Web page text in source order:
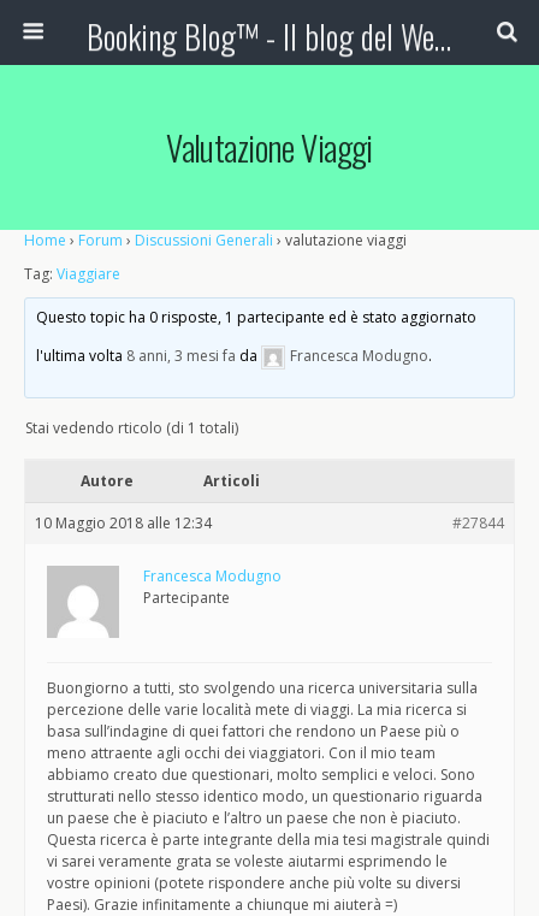
Booking Blog™ - Il blog del Web Marketing Turistico
Valutazione Viaggi
Home › Forum › Discussioni Generali › valutazione viaggi
Tag: Viaggiare
Questo topic ha 0 risposte, 1 partecipante ed è stato aggiornato
l'ultima volta 8 anni, 3 mesi fa da Francesca Modugno.
Stai vedendo rticolo (di 1 totali)
Autore Articoli
10 Maggio 2018 alle 12:34 #27844
Francesca Modugno
Partecipante
Buongiorno a tutti, sto svolgendo una ricerca universitaria sulla
percezione delle varie località mete di viaggi. La mia ricerca si
basa sull’indagine di quei fattori che rendono un Paese più o
meno attraente agli occhi dei viaggiatori. Con il mio team
abbiamo creato due questionari, molto semplici e veloci. Sono
strutturati nello stesso identico modo, un questionario riguarda
un paese che è piaciuto e l’altro un paese che non è piaciuto.
Questa ricerca è parte integrante della mia tesi magistrale quindi
vi sarei veramente grata se voleste aiutarmi esprimendo le
vostre opinioni (potete rispondere anche più volte su diversi
Paesi). Grazie infinitamente a chiunque mi aiuterà =)